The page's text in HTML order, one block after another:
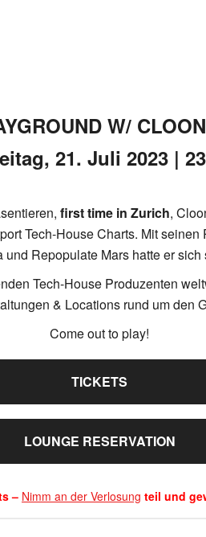
W/
21. Juli 2023 |
first time in Zurich,
Tech-House Charts. Mit
Repopulate Mars hatte er
Tech-House Produzenten
& Locations rund um den
Come out to play!
TICKETS
LOUNGE RESERVATION
– Nimm an der Verlosung teil und